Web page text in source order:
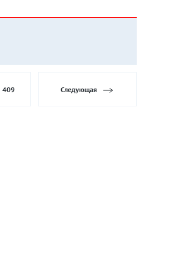
409 Следующая